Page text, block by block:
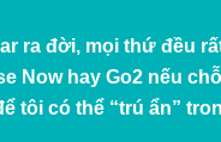
ra đời, mọi thứ đều
Now hay Go2 nếu
tôi có thể “trú ẩn”